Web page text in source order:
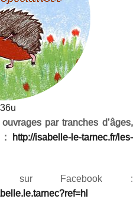
par tranches d’âges,
:
http://isabelle-le-tarnec.fr/les-
sur Facebook :